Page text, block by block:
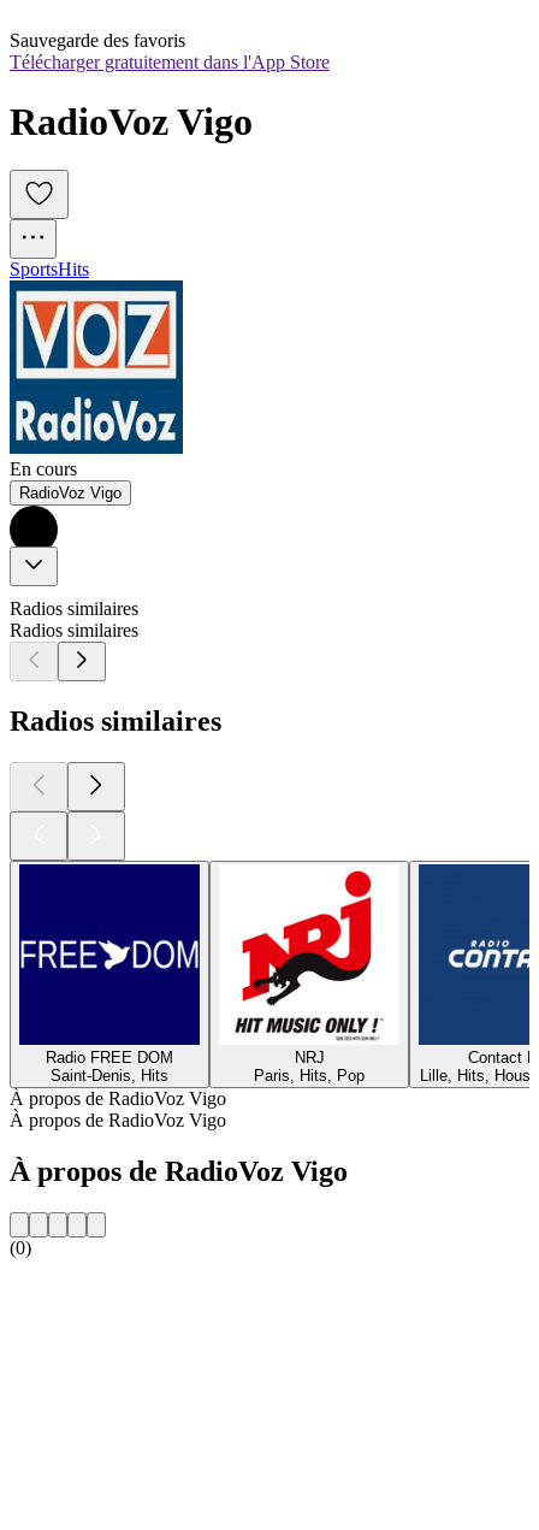
Sauvegarde des favoris
Télécharger gratuitement dans l'App Store
RadioVoz Vigo
SportsHits
En cours
RadioVoz Vigo
Radios similaires
Radios similaires
Radios similaires
Radio FREE DOM
Saint-Denis, Hits
NRJ
Paris, Hits, Pop
Contact
Lille, Hits,
À propos de RadioVoz Vigo
À propos de RadioVoz Vigo
À propos de RadioVoz Vigo
(0)